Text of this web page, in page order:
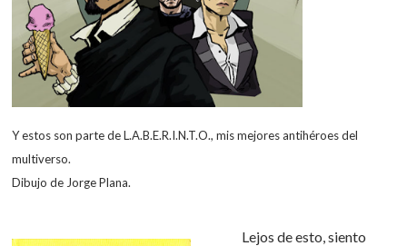
Y estos son parte de L.A.B.E.R.I.N.T.O., mis mejores antihéroes del
multiverso.
Dibujo de Jorge Plana.
Lejos de esto, siento